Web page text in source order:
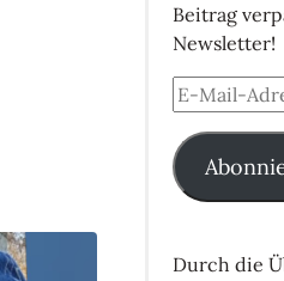
Beitrag
Newsletter!
Durch die